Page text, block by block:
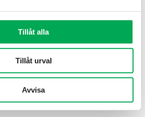
Tillåt alla
Tillåt urval
Avvisa